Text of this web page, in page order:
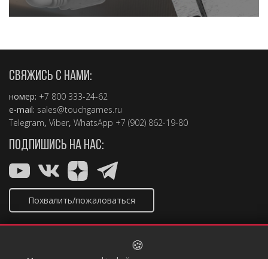
СВЯЖИСЬ С НАМИ:
номер: +7 800 333-24-62
e-mail: sales@touchgames.ru
Telegram, Viber, WhatsApp +7 (902) 862-19-80
ПОДПИШИСЬ НА НАС:
Похвалить/пожаловаться
🍪